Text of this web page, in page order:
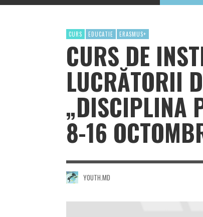
CURS EDUCATIE ERASMUS+
CURS DE
LUCRĂTORII
„DISCIPLINA
8-16
YOUTH.MD